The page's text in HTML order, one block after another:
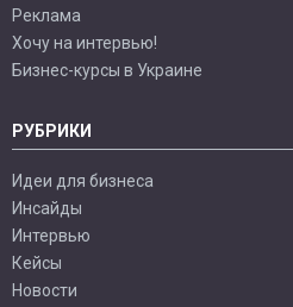
Реклама
Хочу на интервью!
Бизнес-курсы в Украине
РУБРИКИ
Идеи для бизнеса
Инсайды
Интервью
Кейсы
Новости